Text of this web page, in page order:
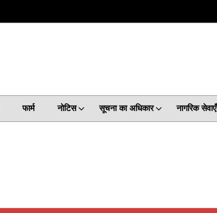
फार्म नोटिस सूचना का अधिकार नागरिक सेवाएँ